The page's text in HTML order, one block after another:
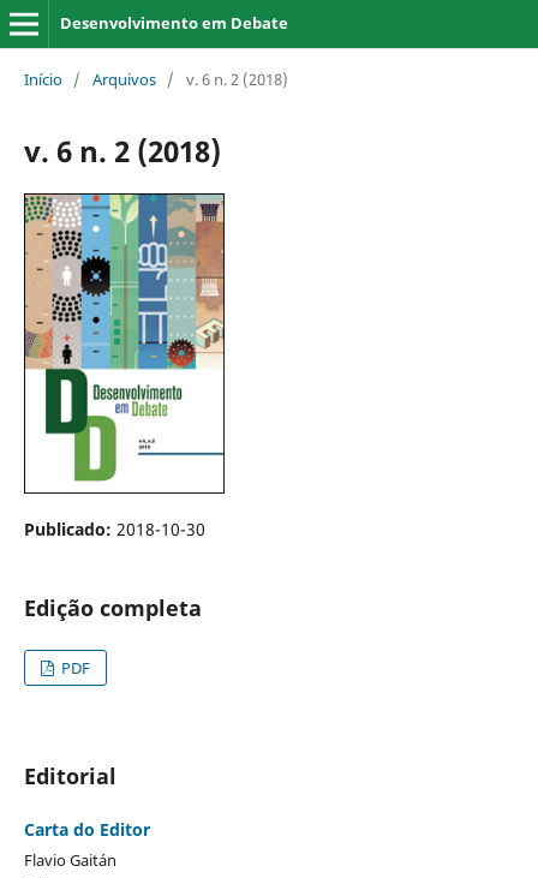
Desenvolvimento em Debate
Início / Arquivos / v. 6 n. 2 (2018)
v. 6 n. 2 (2018)
Publicado: 2018-10-30
Edição completa
PDF
Editorial
Carta do Editor
Flavio Gaitán